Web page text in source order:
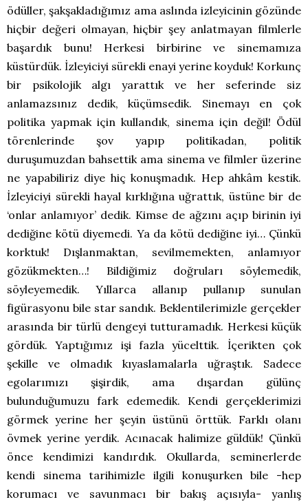
ödüller, şakşakladığımız ama aslında izleyicinin gözünde
hiçbir değeri olmayan, hiçbir şey anlatmayan filmlerle
başardık bunu! Herkesi birbirine ve sinemamıza
küstürdük. İzleyiciyi sürekli enayi yerine koyduk! Korkunç
bir psikolojik algı yarattık ve her seferinde siz
anlamazsınız dedik, küçümsedik. Sinemayı en çok
politika yapmak için kullandık, sinema için değil! Ödül
törenlerinde şov yapıp politikadan, politik
duruşumuzdan bahsettik ama sinema ve filmler üzerine
ne yapabiliriz diye hiç konuşmadık. Hep ahkâm kestik.
İzleyiciyi sürekli hayal kırklığına uğrattık, üstüne bir de
‘onlar anlamıyor’ dedik. Kimse de ağzını açıp birinin iyi
dediğine kötü diyemedi. Ya da kötü dediğine iyi… Çünkü
korktuk! Dışlanmaktan, sevilmemekten, anlamıyor
gözükmekten…! Bildiğimiz doğruları söylemedik,
söyleyemedik. Yıllarca allanıp pullanıp sunulan
figürasyonu bile star sandık. Beklentilerimizle gerçekler
arasında bir türlü dengeyi tutturamadık. Herkesi küçük
gördük. Yaptığımız işi fazla yücelttik. İçerikten çok
şekille ve olmadık kıyaslamalarla uğraştık. Sadece
egolarımızı şişirdik, ama dışardan gülünç
bulunduğumuzu fark edemedik. Kendi gerçeklerimizi
görmek yerine her şeyin üstünü örttük. Farklı olanı
övmek yerine yerdik. Acınacak halimize güldük! Çünkü
önce kendimizi kandırdık. Okullarda, seminerlerde
kendi sinema tarihimizle ilgili konuşurken bile -hep
korumacı ve savunmacı bir bakış açısıyla- yanlış